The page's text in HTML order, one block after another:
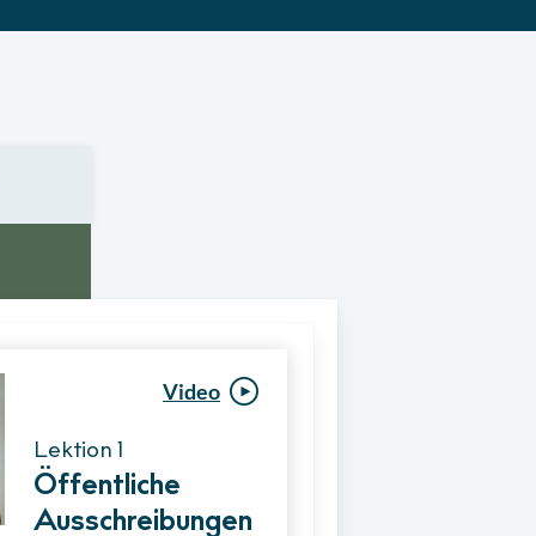
Video
Lektion 1
Öffentliche
AusschreibungenVergabeverfahre